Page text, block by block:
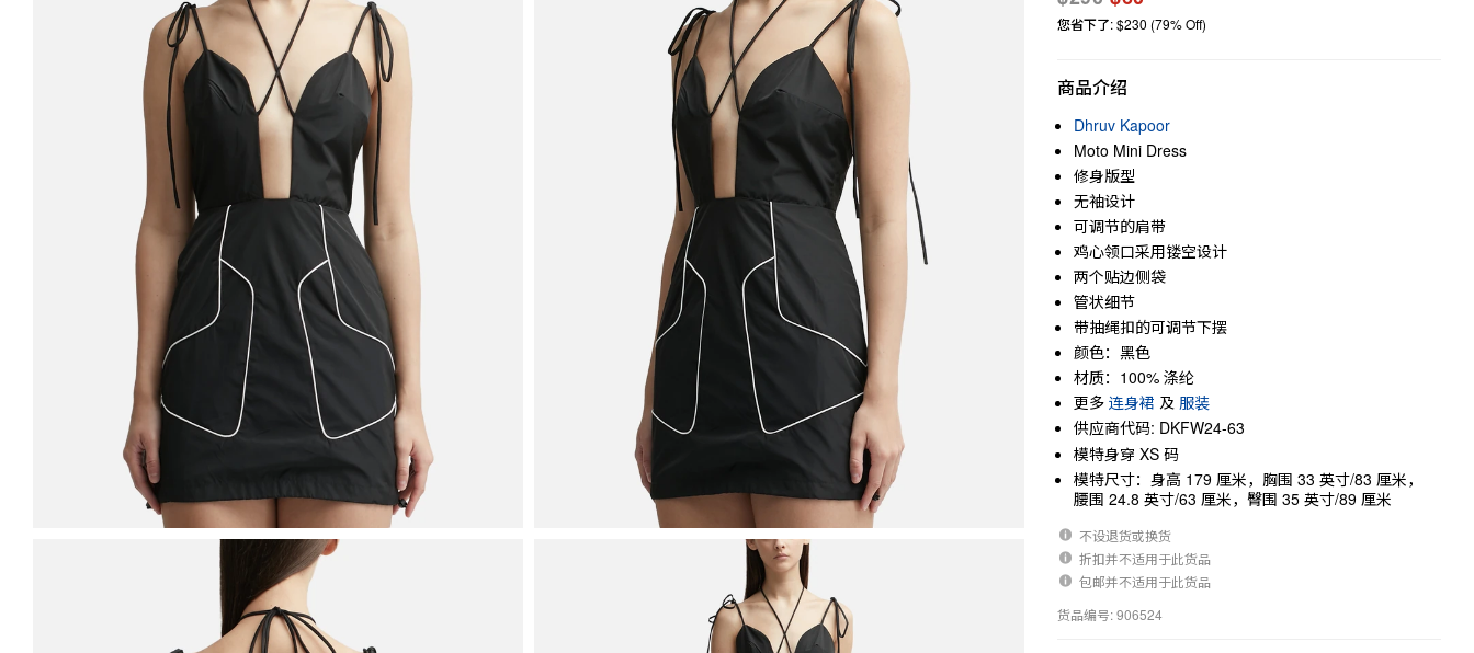
您省下了: $230 (79% Off)
商品介绍
Dhruv Kapoor
Moto Mini Dress
修身版型
无袖设计
可调节的肩带
鸡心领口采用镂空设计
两个贴边侧袋
管状细节
带抽绳扣的可调节下摆
颜色：黑色
材质：100% 涤纶
更多 连身裙 及 服装
供应商代码: DKFW24-63
模特身穿 XS 码
模特尺寸：身高 179 厘米，胸围 33 英寸/83 厘米，
腰围 24.8 英寸/63 厘米，臀围 35 英寸/89 厘米
不设退货或换货
折扣并不适用于此货品
包邮并不适用于此货品
货品编号: 906524